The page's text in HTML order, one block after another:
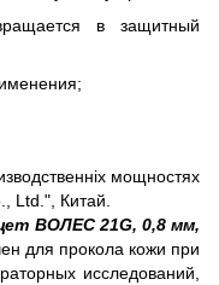
в защитный
мощностях
Ltd.", Китай.
ВОЛЕС 21G, 0,8 мм,
для прокола кожи при
исследований,